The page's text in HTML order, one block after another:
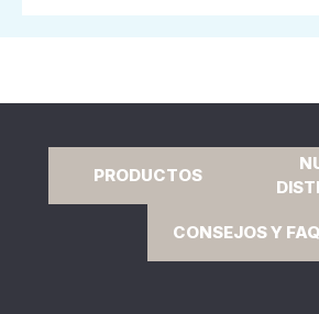
PRODUCTOS
CONSEJOS Y FAQ